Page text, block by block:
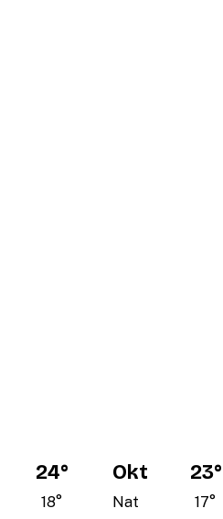
24°
18°
Okt 23°
Nat 17°